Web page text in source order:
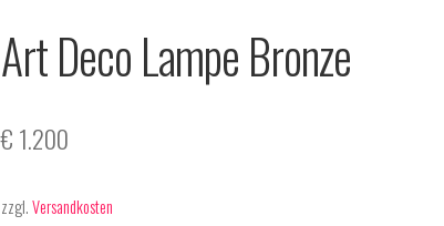
Art Deco Lampe Bronze
€ 1.200
zzgl.Versandkosten